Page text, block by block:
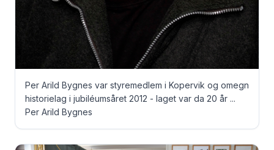
Per Arild Bygnes var styremedlem i Kopervik og omegn
historielag i jubiléumsåret 2012 - laget var da 20 år ...
Per Arild Bygnes